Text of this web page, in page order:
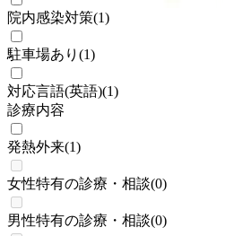
院内感染対策(1)
駐車場あり (1)
対応言語(英語)(1)
診療内容
発熱外来(1)
女性特有の診療・相談(0)
男性特有の診療・相談(0)